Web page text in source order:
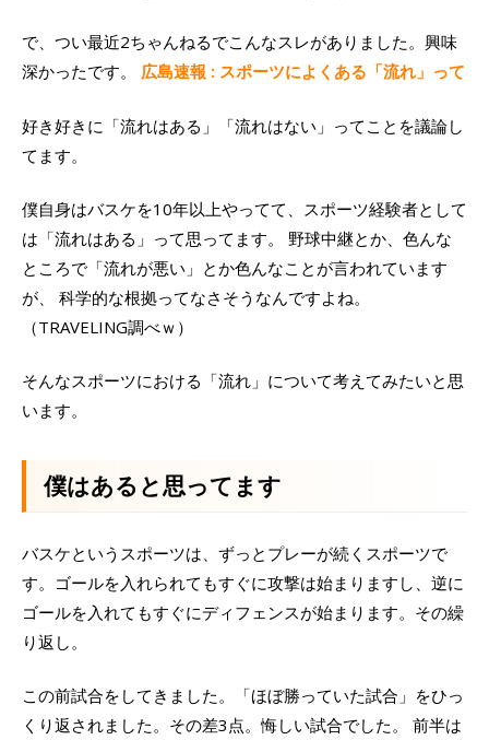
で、つい最近2ちゃんねるでこんなスレがありました。興味
深かったです。 広島速報 : スポーツによくある「流れ」って
好き好きに「流れはある」「流れはない」ってことを議論し
てます。
僕自身はバスケを10年以上やってて、スポーツ経験者として
は「流れはある」って思ってます。 野球中継とか、色んな
ところで「流れが悪い」とか色んなことが言われています
が、 科学的な根拠ってなさそうなんですよね。
（TRAVELING調べｗ）
そんなスポーツにおける「流れ」について考えてみたいと思
います。
僕はあると思ってます
バスケというスポーツは、ずっとプレーが続くスポーツで
す。ゴールを入れられてもすぐに攻撃は始まりますし、逆に
ゴールを入れてもすぐにディフェンスが始まります。その繰
り返し。
この前試合をしてきました。「ほぼ勝っていた試合」をひっ
くり返されました。その差3点。悔しい試合でした。 前半は